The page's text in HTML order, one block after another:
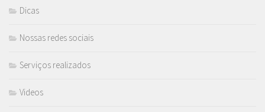
Dicas
Nossas redes sociais
Serviços realizados
Videos